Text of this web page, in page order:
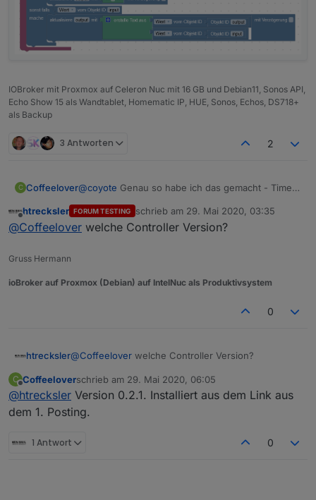
IOBroker mit Proxmox auf Celeron Nuc mit 16 GB und Debian11, Sonos API,
Echo Show 15 als Wandtablet, Homematic IP, HUE, Sonos, Echos, DS718+
als Backup
3 Antworten 2
C Coffeelover@coyote Genau so habe ich das gemacht - Timer
unverändert. Mal den Host neu starten.
Offline
htrecksler FORUM TESTING schrieb am 29. Mai 2020, 03:35
zuletzt editiert von
@Coffeelover welche Controller Version?
Gruss Hermann
ioBroker auf Proxmox (Debian) auf IntelNuc als Produktivsystem
0
htrecksler@Coffeelover welche Controller Version?
C
Offline
Coffeeloverschrieb am 29. Mai 2020, 06:05
zuletzt editiert von
@htrecksler Version 0.2.1. Installiert aus dem Link aus
dem 1. Posting.
1 Antwort 0